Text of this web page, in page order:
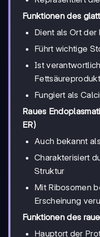
Funktionen des
Dient als Ort der
Führt wichtige
Ist
Fungiert als
Raues
ER)
Auch bekannt
Charakterisiert
Struktur
Mit Ribosomen
Erscheinung
Funktionen des
Hauptort der